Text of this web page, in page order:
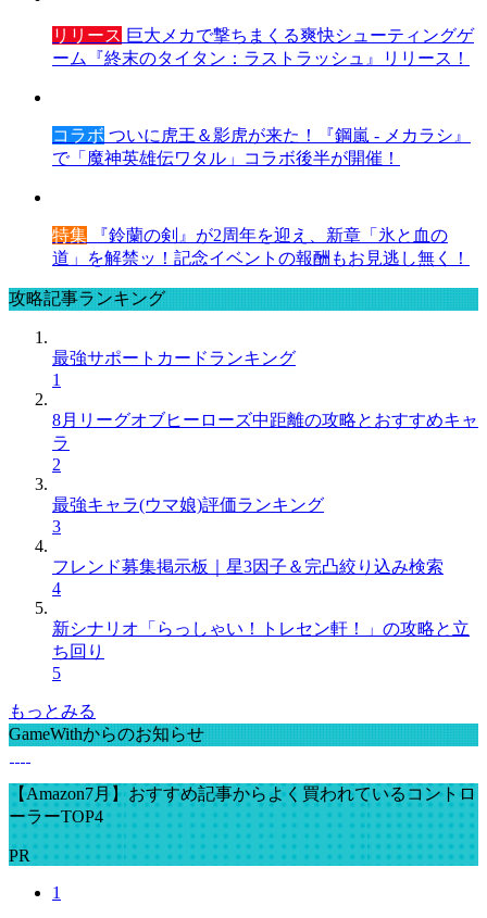
リリース 巨大メカで撃ちまくる爽快シューティングゲ
ーム『終末のタイタン：ラストラッシュ』リリース！
コラボ ついに虎王＆影虎が来た！『鋼嵐 - メカラシ』
で「魔神英雄伝ワタル」コラボ後半が開催！
特集 『鈴蘭の剣』が2周年を迎え、新章「氷と血の
道」を解禁ッ！記念イベントの報酬もお見逃し無く！
攻略記事ランキング
最強サポートカードランキング
1
8月リーグオブヒーローズ中距離の攻略とおすすめキャ
ラ
2
最強キャラ(ウマ娘)評価ランキング
3
フレンド募集掲示板｜星3因子＆完凸絞り込み検索
4
新シナリオ「らっしゃい！トレセン軒！」の攻略と立
ち回り
5
もっとみる
GameWithからのお知らせ
【Amazon7月】おすすめ記事からよく買われているコントロ
ーラーTOP4
PR
1